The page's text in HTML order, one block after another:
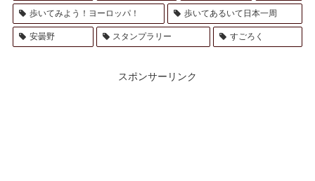
歩いてみよう！ヨーロッパ！ 歩いてあるいて日本一周
安曇野 スタンプラリー すごろく
スポンサーリンク